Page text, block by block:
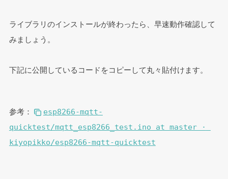
ライブラリのインストールが終わったら、早速動作確認して
みましょう。
下記に公開しているコードをコピーして丸々貼付けます。
参考：
esp8266-mqtt-
quicktest/mqtt_esp8266_test.ino at master ·
kiyopikko/esp8266-mqtt-quicktest